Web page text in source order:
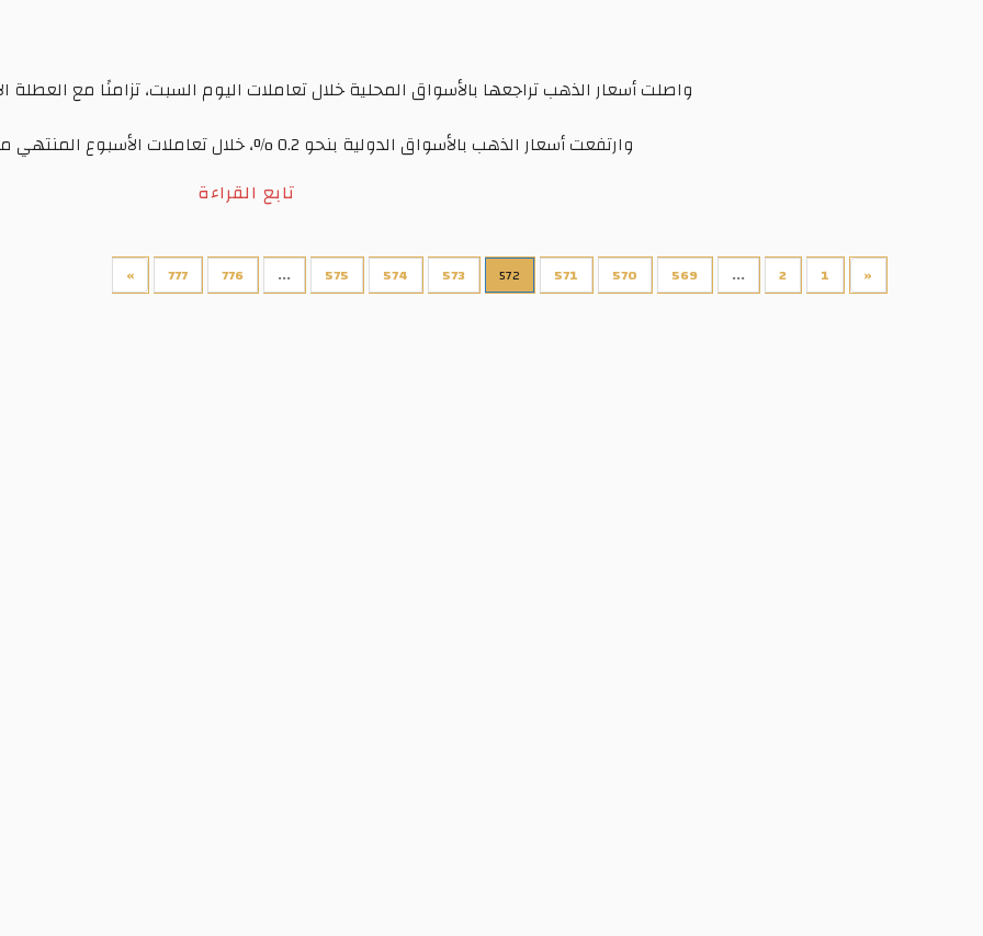
واصلت أسعار الذهب تراجعها بالأسواق المحلية خلال تعاملات اليوم السبت، تزامنًا مع العطلة
وارتفعت أسعار الذهب بالأسواق الدولية بنحو 0.2 %، خلال تعاملات الأسبوع المنتهي مساء أمس الجمعة،...
تابع القراءة
«
1
2
...
569
570
571
572
573
574
575
...
776
777
»